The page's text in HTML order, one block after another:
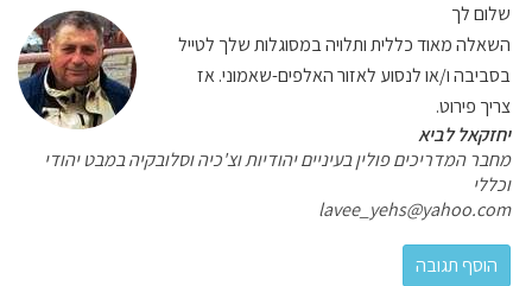
שלום לך
השאלה מאוד כללית ותלויה במסוגלות שלך לטייל
בסביבה ו/או לנסוע לאזור האלפים-שאמוני. אז
צריך פירוט.
יחזקאל לביא
מחבר המדריכים פולין בעיניים יהודיות וצ'כיה וסלובקיה במבט יהודי
וכללי
lavee_yehs@yahoo.com